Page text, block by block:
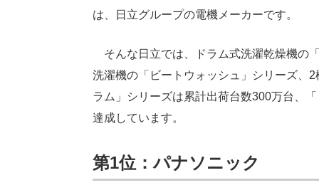
は、日立グループの電機メーカーです。
そんな日立では、ドラム式洗濯乾燥機の
洗濯機の「ビートウォッシュ」シリーズ、
ラム」シリーズは累計出荷台数300万台、
達成しています。
第1位：パナソニック